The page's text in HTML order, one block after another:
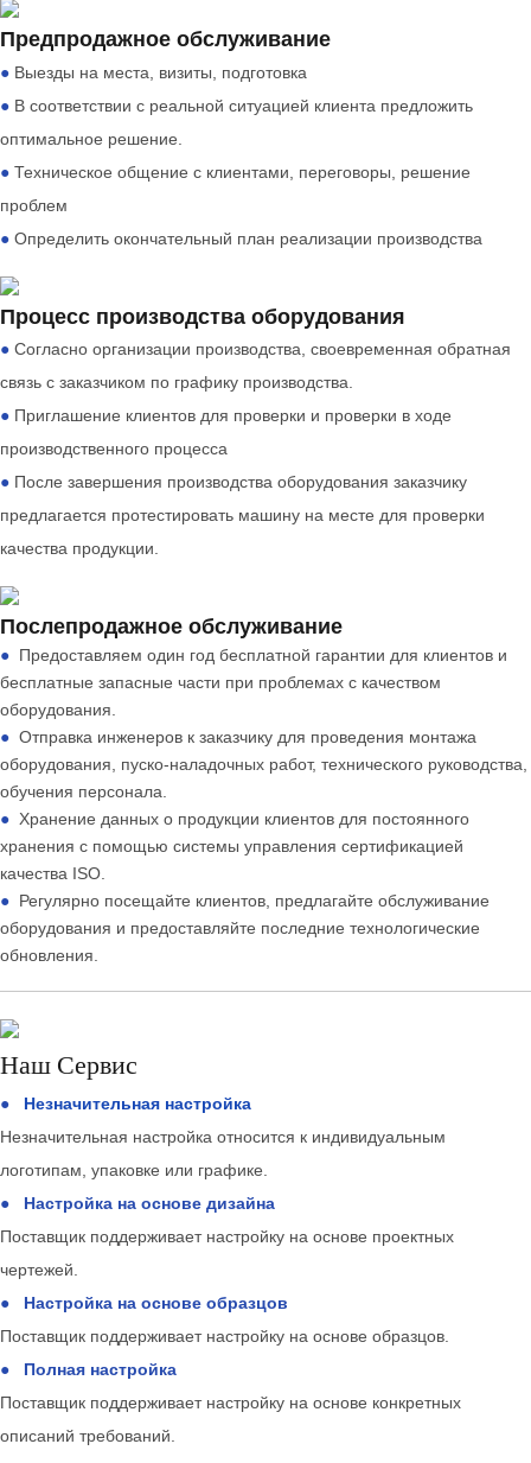
Предпродажное обслуживание
● Выезды на места, визиты, подготовка
● В соответствии с реальной ситуацией клиента предложить
оптимальное решение.
● Техническое общение с клиентами, переговоры, решение
проблем
● Определить окончательный план реализации производства
Процесс производства оборудования
● Согласно организации производства, своевременная обратная
связь с заказчиком по графику производства.
● Приглашение клиентов для проверки и проверки в ходе
производственного процесса
● После завершения производства оборудования заказчику
предлагается протестировать машину на месте для проверки
качества продукции.
Послепродажное обслуживание
● Предоставляем один год бесплатной гарантии для клиентов и
бесплатные запасные части при проблемах с качеством
оборудования.
● Отправка инженеров к заказчику для проведения монтажа
оборудования, пуско-наладочных работ, технического руководства,
обучения персонала.
● Хранение данных о продукции клиентов для постоянного
хранения с помощью системы управления сертификацией
качества ISO.
● Регулярно посещайте клиентов, предлагайте обслуживание
оборудования и предоставляйте последние технологические
обновления.
Наш Сервис
●
Незначительная настройка
Незначительная настройка относится к индивидуальным
логотипам, упаковке или графике.
●
Настройка на основе дизайна
Поставщик поддерживает настройку на основе проектных
чертежей.
●
Настройка на основе образцов
Поставщик поддерживает настройку на основе образцов.
●
Полная настройка
Поставщик поддерживает настройку на основе конкретных
описаний требований.